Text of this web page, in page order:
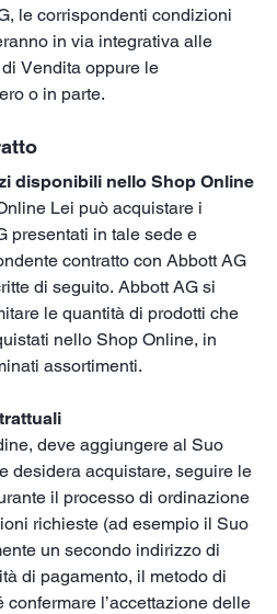
le corrispondenti condizioni
in via integrativa alle
Vendita oppure le
o in parte.
disponibili nello Shop Online
Lei può acquistare i
presentati in tale sede e
contratto con Abbott AG
di seguito. Abbott AG si
le quantità di prodotti che
nello Shop Online, in
assortimenti.
deve aggiungere al Suo
desidera acquistare, seguire le
il processo di ordinazione
richieste (ad esempio il Suo
un secondo indirizzo di
di pagamento, il metodo di
l’accettazione delle